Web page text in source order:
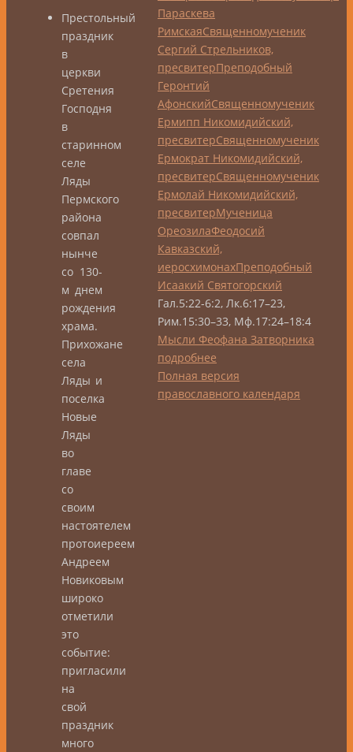
Престольный
праздник
в
церкви
Сретения
Господня
в
старинном
селе
Ляды
Пермского
района
совпал
нынче
со 130-
м днем
рождения
храма.
Прихожане
села
Ляды и
поселка
Новые
Ляды
во
главе
со
своим
настоятелем
протоиереем
Андреем
Новиковым
широко
отметили
это
событие:
пригласили
на
свой
праздник
много
Параскева
РимскаяСвященномученик
Сергий Стрельников,
пресвитерПреподобный
Геронтий
АфонскийСвященномученик
Ермипп Никомидийский,
пресвитерСвященномученик
Ермократ Никомидийский,
пресвитерСвященномученик
Ермолай Никомидийский,
пресвитерМученица
ОреозилаФеодосий
Кавказский,
иеросхимонахПреподобный
Исаакий Святогорский
Гал.5:22-6:2, Лк.6:17–23,
Рим.15:30–33, Мф.17:24–18:4
Мысли Феофана Затворника
подробнее
Полная версия
православного календаря